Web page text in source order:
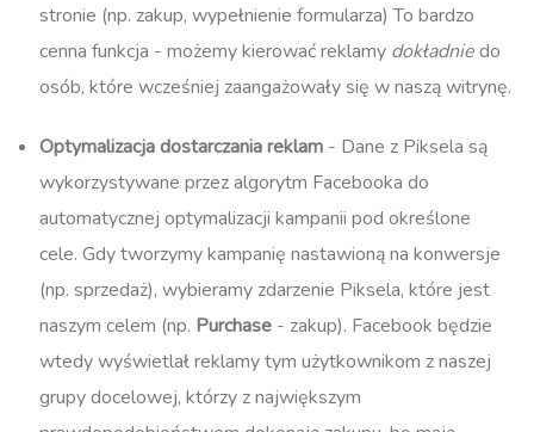
stronie (np. zakup, wypełnienie formularza)​ To bardzo
cenna funkcja - możemy kierować reklamy dokładniedo
osób, które wcześniej zaangażowały się w naszą witrynę.
Optymalizacja dostarczania reklam - Dane z Piksela są
wykorzystywane przez algorytm Facebooka do
automatycznej optymalizacji kampanii pod określone
cele. Gdy tworzymy kampanię nastawioną na konwersje
(np. sprzedaż), wybieramy zdarzenie Piksela, które jest
naszym celem (np. Purchase - zakup). Facebook będzie
wtedy wyświetlał reklamy tym użytkownikom z naszej
grupy docelowej, którzy z największym